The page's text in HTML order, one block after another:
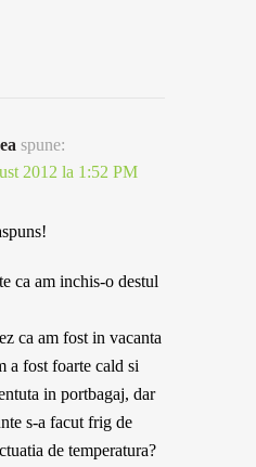
spune:
2012 la 1:52 PM
ca am inchis-o destul
ca am fost in vacanta
a fost foarte cald si
in portbagaj, dar
s-a facut frig de
de temperatura?